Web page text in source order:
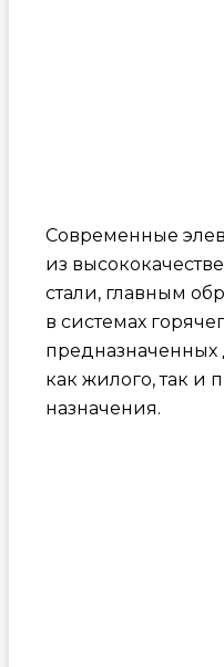
Современные
из
стали, главным
в системах
предназначенных
как жилого, так и
назначения.